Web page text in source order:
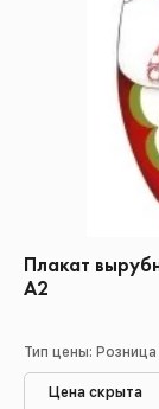
Плакат
А2
Тип цены: Розница
Цена скрыта